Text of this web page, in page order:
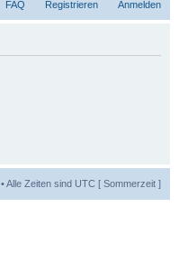
FAQ Registrieren Anmelden
• Alle Zeiten sind UTC [ Sommerzeit ]